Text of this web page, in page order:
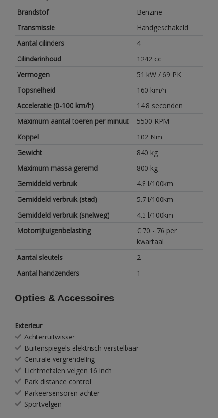
Brandstof
Benzine
Transmissie
Handgeschakeld
Aantal cilinders
4
Cilinderinhoud
1242 cc
Vermogen
51 kW / 69 PK
Topsnelheid
160 km/h
Acceleratie (0-100 km/h)
14.8 seconden
Maximum aantal toeren per minuut
5500 RPM
Koppel
102 Nm
Gewicht
840 kg
Maximum massa geremd
800 kg
Gemiddeld verbruik
4.8 l/100km
Gemiddeld verbruik (stad)
5.7 l/100km
Gemiddeld verbruik (snelweg)
4.3 l/100km
Motorrijtuigenbelasting
€ 70 - 76 per
kwartaal
Aantal sleutels
2
Aantal handzenders
1
Opties & Accessoires
Exterieur
Achterruitwisser
Buitenspiegels elektrisch verstelbaar
Centrale vergrendeling
Lichtmetalen velgen 16 inch
Park distance control
Parkeersensoren achter
Sportvelgen